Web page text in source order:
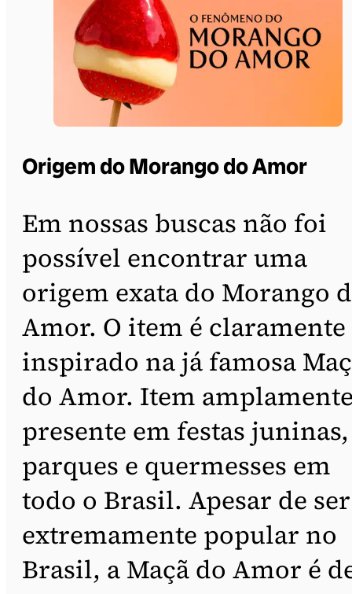
Origem do Morango do Amor
Em nossas buscas não foi
possível encontrar uma
origem exata do Morango
Amor. O item é claramente
inspirado na já famosa
do Amor. Item
presente em festas juninas,
parques e quermesses em
todo o Brasil. Apesar de ser
extremamente popular no
Brasil, a Maçã do Amor é